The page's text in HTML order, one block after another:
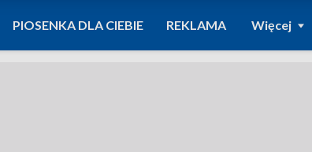
PIOSENKA DLA CIEBIE REKLAMA Więcej